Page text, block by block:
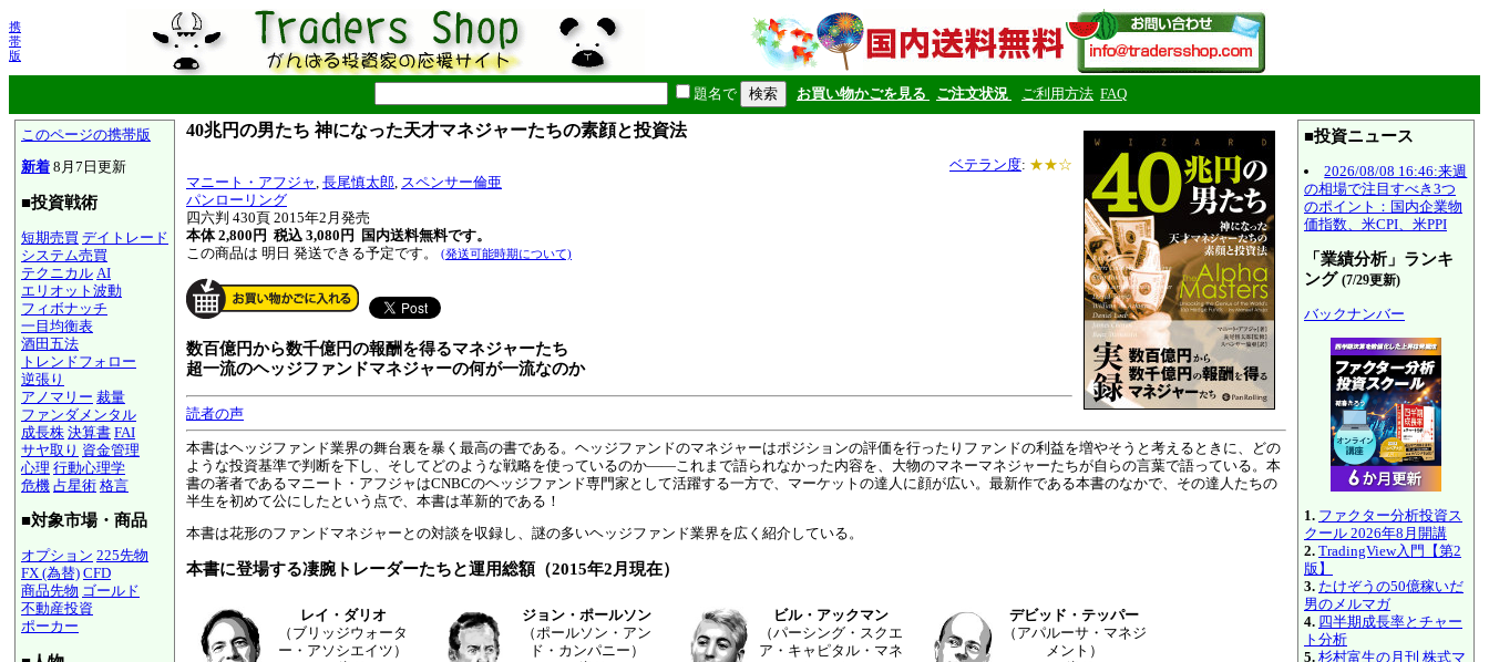
携
帯
版
題名で お買い物かごを見る ご注文状況 ご利用方法 FAQ
このページの携帯版
新着 8月7日更新
■投資戦術
短期売買 デイトレード
システム売買
テクニカル AI
エリオット波動
フィボナッチ
一目均衡表
酒田五法
トレンドフォロー
逆張り
アノマリー 裁量
ファンダメンタル
成長株 決算書 FAI
サヤ取り 資金管理
心理 行動心理学
危機 占星術 格言
■対象市場・商品
オプション 225先物
FX (為替) CFD
商品先物 ゴールド
不動産投資
ポーカー
40兆円の男たち 神になった天才マネジャーたちの素顔と投資法
ベテラン度: ★★☆
マニート・アフジャ, 長尾慎太郎, スペンサー倫亜
パンローリング
四六判 430頁 2015年2月発売
本体 2,800円 税込 3,080円
国内送料無料です。
この商品は 明日 発送できる予定です。
(発送可能時期について)
数百億円から数千億円の報酬を得るマネジャーたち
超一流のヘッジファンドマネジャーの何が一流なのか
読者の声
本書はヘッジファンド業界の舞台裏を暴く最高の書である。ヘッジファンドのマネジャーはポジションの評価を行ったりファンドの利益を増やそうと考えるときに、どの
ような投資基準で判断を下し、そしてどのような戦略を使っているのか――これまで語られなかった内容を、大物のマネーマネジャーたちが自らの言葉で語っている。本
書の著者であるマニート・アフジャはCNBCのヘッジファンド専門家として活躍する一方で、マーケットの達人に顔が広い。最新作である本書のなかで、その達人たちの
半生を初めて公にしたという点で、本書は革新的である！
本書は花形のファンドマネジャーとの対談を収録し、謎の多いヘッジファンド業界を広く紹介している。
本書に登場する凄腕トレーダーたちと運用総額（2015年2月現在）
レイ・ダリオ
（ブリッジウォータ
ー・アソシエイツ）
ジョン・ポールソン
（ポールソン・アン
ド・カンパニー）
ビル・アックマン
（パーシング・スクエ
ア・キャピタル・マネ
デビッド・テッパー
（アパルーサ・マネジ
メント）
■投資ニュース
2026/08/08 16:46:来週
の相場で注目すべき3つ
のポイント：国内企業物
価指数、米CPI、米PPI
「業績分析」ランキ
ング (7/29更新)
バックナンバー
1. ファクター分析投資ス
クール 2026年8月開講
2. TradingView入門【第2
版】
3. たけぞうの50億稼いだ
男のメルマガ
4. 四半期成長率とチャー
ト分析
5. 杉村富生の月刊 株式マ